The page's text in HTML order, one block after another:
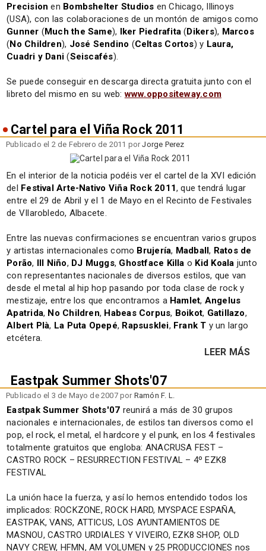
Precisionen Bombshelter Studios en Chicago, Illinoys
(USA), con las colaboraciones de un montón de amigos como
Gunner (Much the Same), Iker Piedrafita(Dikers), Marcos
(No Children), José Sendino (Celtas Cortos) y Laura,
Cuadri y Dani(Seiscafés).
Se puede conseguir en descarga directa gratuita junto con el
libreto del mismo en su web:www.oppositeway.com
Cartel para el Viña Rock 2011
Publicado el 2 de Febrero de 2011 porJorge Perez
En el interior de la noticia podéis ver el cartel de la XVI edición
del Festival Arte-Nativo Viña Rock 2011, que tendrá lugar
entre el 29 de Abril y el 1 de Mayo en el Recinto de Festivales
de VIlarobledo, Albacete.
Entre las nuevas confirmaciones se encuentran varios grupos
y artistas internacionales como Brujería, Madball, Ratos de
Porão, Ill Niño, DJ Muggs, Ghostface Killa o Kid Koala junto
con representantes nacionales de diversos estilos, que van
desde el metal al hip hop pasando por toda clase de rock y
mestizaje, entre los que encontramos a Hamlet, Angelus
Apatrida, No Children, Habeas Corpus, Boikot, Gatillazo,
Albert Plà, La Puta Opepé, Rapsusklei, Frank T y un largo
etcétera.
LEER MÁS
Eastpak Summer Shots'07
Publicado el 3 de Mayo de 2007 por Ramón F. L.
Eastpak Summer Shots'07 reunirá a más de 30 grupos
nacionales e internacionales, de estilos tan diversos como el
pop, el rock, el metal, el hardcore y el punk, en los 4 festivales
totalmente gratuitos que engloba: ANACRUSA FEST –
CASTRO ROCK – RESURRECTION FESTIVAL – 4º EZK8
FESTIVAL
La unión hace la fuerza, y así lo hemos entendido todos los
implicados: ROCKZONE, ROCK HARD, MYSPACE ESPAÑA,
EASTPAK, VANS, ATTICUS, LOS AYUNTAMIENTOS DE
MASNOU, CASTRO URDIALES Y VIVEIRO, EZK8 SHOP, OLD
NAVY CREW, HFMN, AM VOLUMEN y 25 PRODUCCIONES nos